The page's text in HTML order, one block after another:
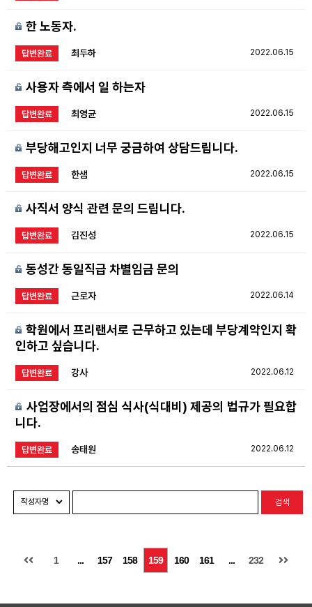
한 노동자.
답변완료 2022.06.15
최두하
사용자 측에서 일 하는자
답변완료 2022.06.15
최영균
부당해고인지 너무 궁금하여 상담드립니다.
답변완료 2022.06.15
한샘
사직서 양식 관련 문의 드립니다.
답변완료 2022.06.15
김진성
동성간 동일직급 차별임금 문의
답변완료 2022.06.14
근로자
학원에서 프리랜서로 근무하고 있는데 부당계약인지 확
인하고 싶습니다.
답변완료 2022.06.12
강사
사업장에서의 점심 식사(식대비) 제공의 법규가 필요합
니다.
답변완료 2022.06.12
송태원
검색
1 ... 157 158 159 160 161 ... 232